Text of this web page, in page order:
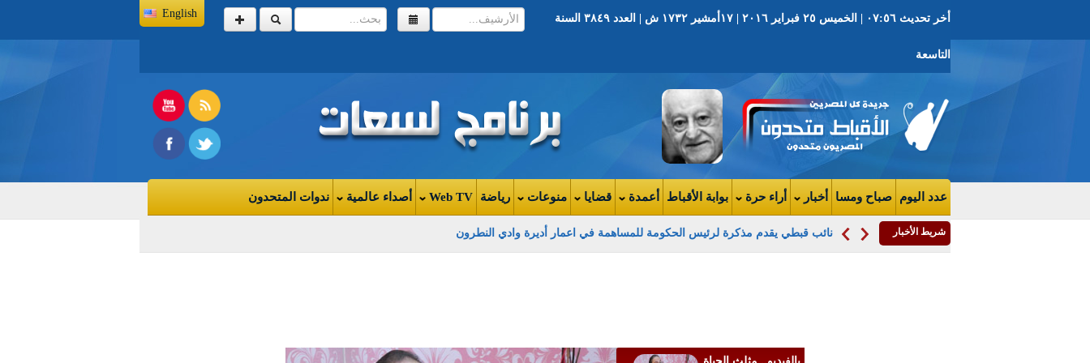
أخر تحديث ٠٧:٥٦ | الخميس ٢٥ فبراير ٢٠١٦ | ١٧أمشير ١٧٣٢ ش | العدد ٣٨٤٩ السنة
التاسعة
English
عدد اليوم صباح ومسا أخبار أراء حرة بوابة الأقباط أعمدة قضايا منوعات رياضة Web TV أصداء عالمية ندوات المتحدون
شريط الأخبار نائب قبطي يقدم مذكرة لرئيس الحكومة للمساهمة في اعمار أديرة وادي النطرون
يكفي